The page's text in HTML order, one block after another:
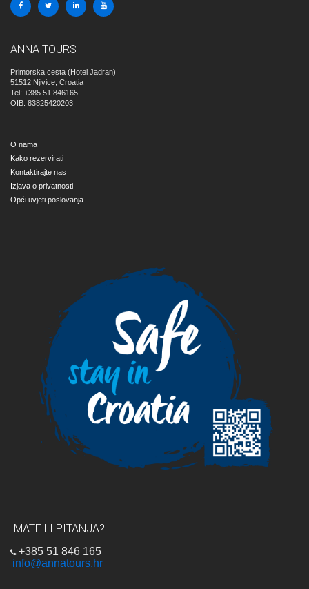
ANNA TOURS
Primorska cesta (Hotel Jadran)
51512 Njivice, Croatia
Tel: +385 51 846165
OIB: 83825420203
O nama
Kako rezervirati
Kontaktirajte nas
Izjava o privatnosti
Opći uvjeti poslovanja
IMATE LI PITANJA?
+385 51 846 165
info@annatours.hr